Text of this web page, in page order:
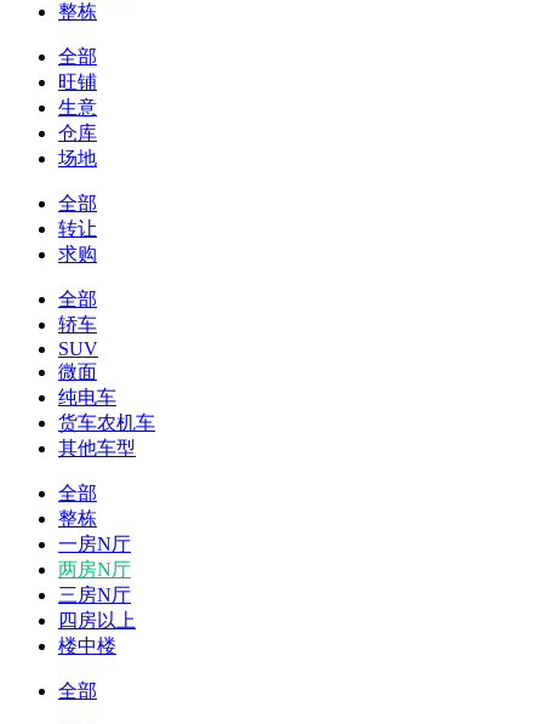
整栋
全部
旺铺
生意
仓库
场地
全部
转让
求购
全部
轿车
SUV
微面
纯电车
货车农机车
其他车型
全部
整栋
一房N厅
两房N厅
三房N厅
四房以上
楼中楼
全部